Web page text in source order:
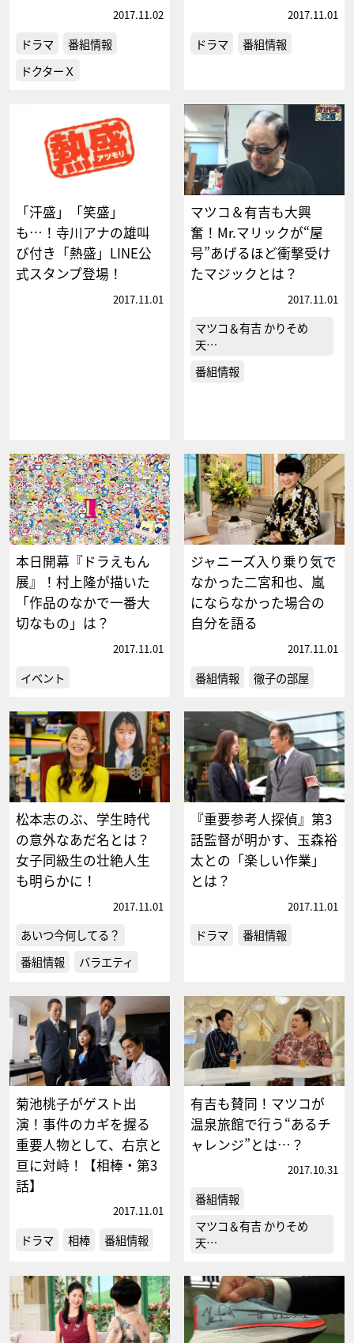
2017.11.02
ドラマ
番組情報
ドクターＸ
2017.11.01
ドラマ 番組情報
「汗盛」「笑盛」
も…！寺川アナの雄叫
び付き「熱盛」LINE公
式スタンプ登場！
2017.11.01
マツコ＆有吉も大興
奮！Mr.マリックが“屋
号”あげるほど衝撃受け
たマジックとは？
2017.11.01
マツコ＆有吉 かりそめ
天…
番組情報
本日開幕『ドラえもん
展』！村上隆が描いた
「作品のなかで一番大
切なもの」は？
2017.11.01
イベント
ジャニーズ入り乗り気で
なかった二宮和也、嵐
にならなかった場合の
自分を語る
2017.11.01
番組情報 徹子の部屋
松本志のぶ、学生時代
の意外なあだ名とは？
女子同級生の壮絶人生
も明らかに！
2017.11.01
あいつ今何してる？
番組情報
バラエティ
『重要参考人探偵』第3
話監督が明かす、玉森裕
太との「楽しい作業」
とは？
2017.11.01
ドラマ 番組情報
菊池桃子がゲスト出
演！事件のカギを握る
重要人物として、右京と
亘に対峙！【相棒・第3
話】
2017.11.01
ドラマ 相棒 番組情報
有吉も賛同！マツコが
温泉旅館で行う“あるチ
ャレンジ”とは…？
2017.10.31
番組情報
マツコ＆有吉 かりそめ
天…